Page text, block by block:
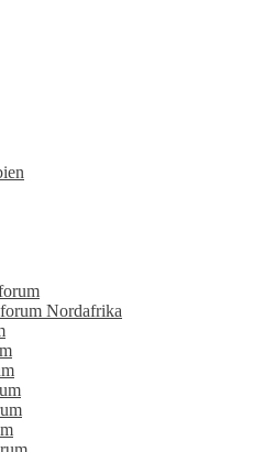
Nordafrika